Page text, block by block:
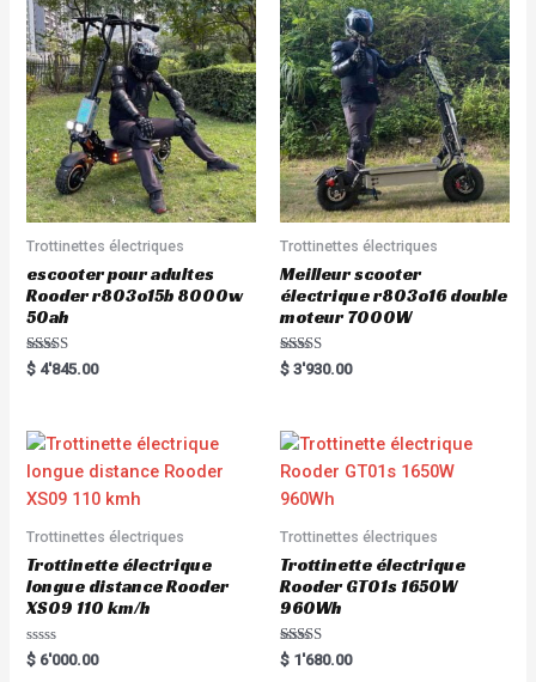
Trottinettes électriques
escooter pour adultes
Rooder r803o15b 8000w
50ah
Rated
5.00
$ 4'845.00
Trottinettes électriques
Meilleur scooter
électrique r803o16 double
moteur 7000W
Rated
5.00
$ 3'930.00
Trottinettes électriques
Trottinette électrique
longue distance Rooder
XS09 110 km/h
R
a
$ 6'000.00
Trottinettes électriques
Trottinette électrique
Rooder GT01s 1650W
960Wh
Rated
5.00
$ 1'680.00